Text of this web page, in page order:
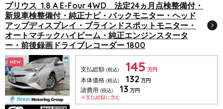
プリウス 1.8 A E-Four 4WD 法定24ヵ月点検整備付・
新規車検整備付・純正ナビ・バックモニター・ヘッド
アップディスプレイ・ブラインドスポットモニター・
オートマチックハイビーム・純正エンジンスタータ
ー・前後録画ドライブレコーダー 1800
NEW
支払総額 (税込) 145 万円
本体価格 (税込) 132 万円
諸費用 (税込) 13 万円
※支払総額に含む